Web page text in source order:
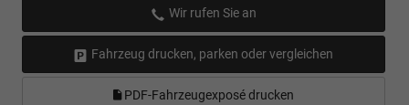
Wir rufen Sie an
Fahrzeug drucken, parken oder vergleichen
PDF-Fahrzeugexposé drucken